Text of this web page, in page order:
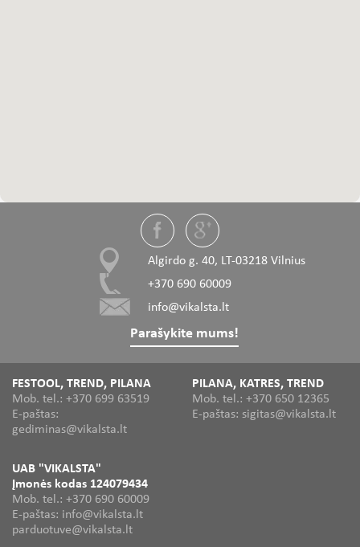
Algirdo g. 40, LT-03218 Vilnius
+370 690 60009
info@vikalsta.lt
Parašykite mums!
FESTOOL, TREND, PILANA
Mob. tel.: +370 699 63519
E-paštas:
gediminas@vikalsta.lt
PILANA, KATRES, TREND
Mob. tel.: +370 650 12365
E-paštas: sigitas@vikalsta.lt
UAB "VIKALSTA"
Įmonės kodas 124079434
Mob. tel.: +370 690 60009
E-paštas: info@vikalsta.lt
parduotuve@vikalsta.lt